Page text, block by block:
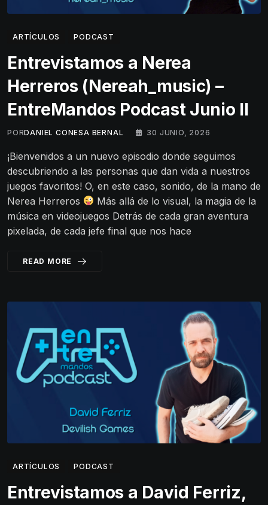
ARTÍCULOS PODCAST
Entrevistamos a Nerea
Herreros (Nereah_music) –
EntreMandos Podcast Junio II
PORDANIEL CONESA BERNAL 30 JUNIO, 2026
¡Bienvenidos a un nuevo episodio donde seguimos
descubriendo a las personas que dan vida a nuestros
juegos favoritos! O, en este caso, sonido, de la mano de
Nerea Herreros
Más allá de lo visual, la magia de la
música en videojuegos Detrás de cada gran aventura
pixelada, de cada jefe final que nos hace
READ MORE
ARTÍCULOS PODCAST
Entrevistamos a David Ferriz,